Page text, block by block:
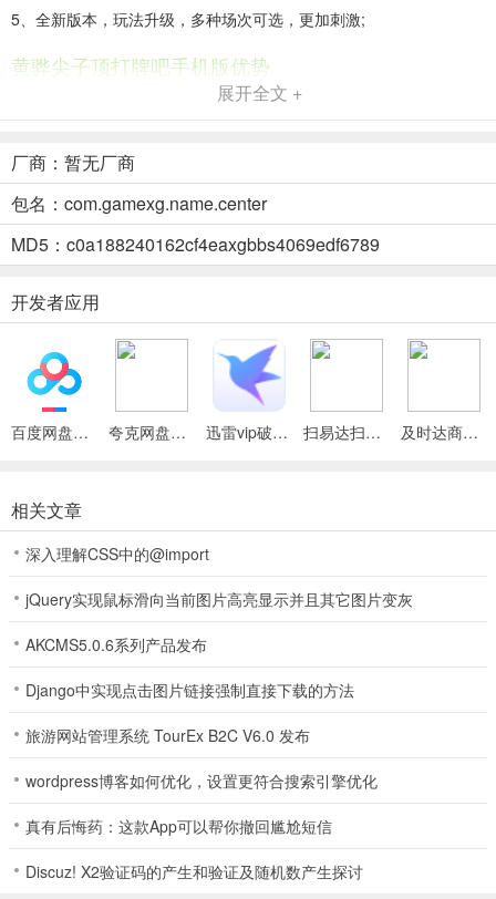
5、全新版本，玩法升级，多种场次可选，更加刺激;
黄骅尖子顶打牌吧手机版优势
1、app的福利是非常多的，新人注册送礼包，老玩家连胜场次超过3
2、全网最正规的棋牌游戏平台就在这里了，拥有最专业的技术团队，
分工明确，十分可靠。
3、黄骅尖子顶打牌吧手机版拥有着全新新手场模式，能够很好的保护
新手玩家们成长。
4、秒速匹配全国真人牌友，告别单机无聊的困扰，告别单调乏味的人
黄骅尖子顶打牌吧手机版说明
1、最公平的牛牛倍数，所有玩法都带，提供游戏规则，玩家秒学会。
3、众多玩法模式任由玩家自由选择体验，还有巅峰排位随时可以挑
战！
4、黄骅尖子顶打牌吧手机版签到就送零门槛斗牛坐庄令牌，资金不够
下，则发单。如果自己大对子比较多，能收回对子，便发对。具有几
带一就先发三带一。
2.地主要尽量不要把自己的弱点暴露在对手的面前，也就时如果没有
展开全文 +
厂商：暂无厂商
包名：com.gamexg.name.center
MD5：c0a188240162cf4eaxgbbs4069edf6789
开发者应用
百度网盘绿色免安装Pc电脑版 夸克网盘官方正式版 迅雷vip破解版永久会员2024版 扫易达扫描仪最新安卓版 及时达商家(同城配送App)
相关文章
深入理解CSS中的@import
jQuery实现鼠标滑向当前图片高亮显示并且其它图片变灰
AKCMS5.0.6系列产品发布
Django中实现点击图片链接强制直接下载的方法
旅游网站管理系统 TourEx B2C V6.0 发布
wordpress博客如何优化，设置更符合搜索引擎优化
真有后悔药：这款App可以帮你撤回尴尬短信
Discuz! X2验证码的产生和验证及随机数产生探讨